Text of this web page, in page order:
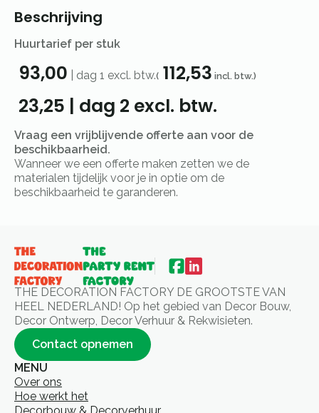
Beschrijving
Huurtarief per stuk
93,00 dag 1 excl. btw.( 112,53 incl. btw.)
23,25 | dag 2 excl. btw.
Vraag een vrijblijvende offerte aan voor de
beschikbaarheid.
Wanneer we een offerte maken zetten we de
materialen tijdelijk voor je in optie om de
beschikbaarheid te garanderen.
THE DECORATION FACTORY DE GROOTSTE VAN
HEEL NEDERLAND! Op het gebied van Decor Bouw,
Decor Ontwerp, Decor Verhuur & Rekwisieten.
Contact opnemen
MENU
Over ons
Hoe werkt het